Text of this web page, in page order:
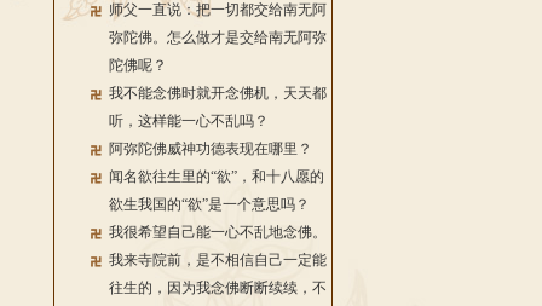
师父一直说：把一切都交给南无阿
弥陀佛。怎么做才是交给南无阿弥
陀佛呢？
我不能念佛时就开念佛机，天天都
听，这样能一心不乱吗？
阿弥陀佛威神功德表现在哪里？
闻名欲往生里的“欲”，和十八愿的
欲生我国的“欲”是一个意思吗？
我很希望自己能一心不乱地念佛。
我来寺院前，是不相信自己一定能
往生的，因为我念佛断断续续，不